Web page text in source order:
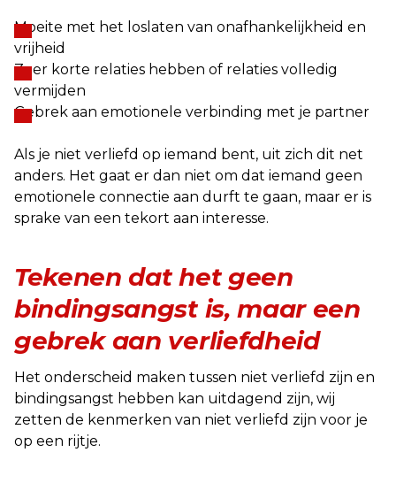
Moeite met het loslaten van onafhankelijkheid en
vrijheid
Zeer korte relaties hebben of relaties volledig
vermijden
Gebrek aan emotionele verbinding met je partner
Als je niet verliefd op iemand bent, uit zich dit net
anders. Het gaat er dan niet om dat iemand geen
emotionele connectie aan durft te gaan, maar er is
sprake van een tekort aan interesse.
Tekenen dat het geen
bindingsangst is, maar een
gebrek aan verliefdheid
Het onderscheid maken tussen niet verliefd zijn en
bindingsangst hebben kan uitdagend zijn, wij
zetten de kenmerken van niet verliefd zijn voor je
op een rijtje.